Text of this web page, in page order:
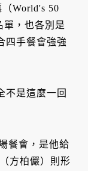
World's 50
單，也各別是
四手餐會強強
不是這麼一回
餐會，是他給
方柏儼）則形